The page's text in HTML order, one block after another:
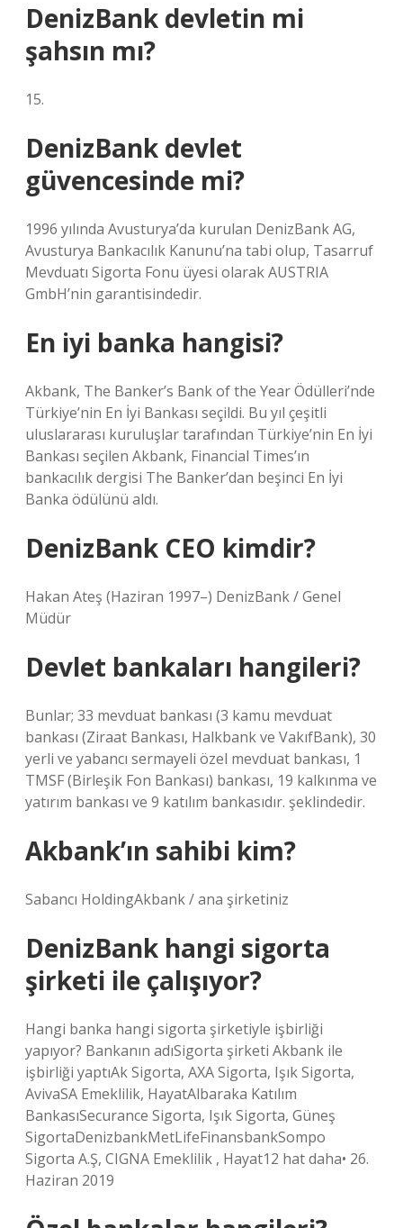
DenizBank devletin mi
şahsın mı?
15.
DenizBank devlet
güvencesinde mi?
1996 yılında Avusturya’da kurulan DenizBank AG,
Avusturya Bankacılık Kanunu’na tabi olup, Tasarruf
Mevduatı Sigorta Fonu üyesi olarak AUSTRIA
GmbH’nin garantisindedir.
En iyi banka hangisi?
Akbank, The Banker’s Bank of the Year Ödülleri’nde
Türkiye’nin En İyi Bankası seçildi. Bu yıl çeşitli
uluslararası kuruluşlar tarafından Türkiye’nin En İyi
Bankası seçilen Akbank, Financial Times’ın
bankacılık dergisi The Banker’dan beşinci En İyi
Banka ödülünü aldı.
DenizBank CEO kimdir?
Hakan Ateş (Haziran 1997–) DenizBank / Genel
Müdür
Devlet bankaları hangileri?
Bunlar; 33 mevduat bankası (3 kamu mevduat
bankası (Ziraat Bankası, Halkbank ve VakıfBank), 30
yerli ve yabancı sermayeli özel mevduat bankası, 1
TMSF (Birleşik Fon Bankası) bankası, 19 kalkınma ve
yatırım bankası ve 9 katılım bankasıdır. şeklindedir.
Akbank’ın sahibi kim?
Sabancı HoldingAkbank / ana şirketiniz
DenizBank hangi sigorta
şirketi ile çalışıyor?
Hangi banka hangi sigorta şirketiyle işbirliği
yapıyor? Bankanın adıSigorta şirketi Akbank ile
işbirliği yaptıAk Sigorta, AXA Sigorta, Işık Sigorta,
AvivaSA Emeklilik, HayatAlbaraka Katılım
BankasıSecurance Sigorta, Işık Sigorta, Güneş
SigortaDenizbankMetLifeFinansbankSompo
Sigorta A.Ş, CIGNA Emeklilik , Hayat12 hat daha• 26.
Haziran 2019